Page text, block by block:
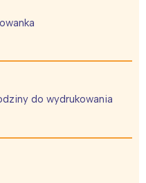
do wydrukowania